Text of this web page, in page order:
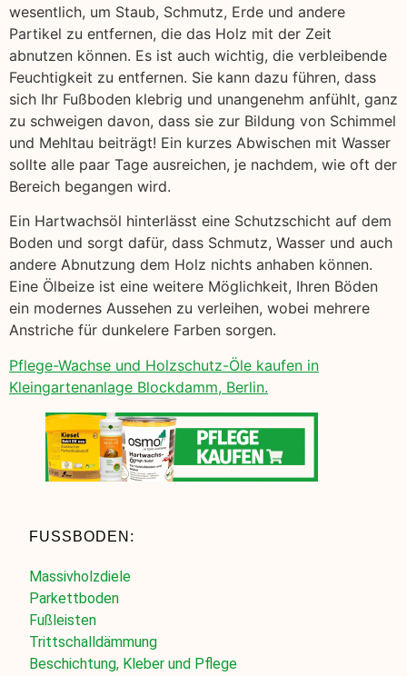
wesentlich, um Staub, Schmutz, Erde und andere
Partikel zu entfernen, die das Holz mit der Zeit
abnutzen können. Es ist auch wichtig, die verbleibende
Feuchtigkeit zu entfernen. Sie kann dazu führen, dass
sich Ihr Fußboden klebrig und unangenehm anfühlt, ganz
zu schweigen davon, dass sie zur Bildung von Schimmel
und Mehltau beiträgt! Ein kurzes Abwischen mit Wasser
sollte alle paar Tage ausreichen, je nachdem, wie oft der
Bereich begangen wird.
Ein Hartwachsöl hinterlässt eine Schutzschicht auf dem
Boden und sorgt dafür, dass Schmutz, Wasser und auch
andere Abnutzung dem Holz nichts anhaben können.
Eine Ölbeize ist eine weitere Möglichkeit, Ihren Böden
ein modernes Aussehen zu verleihen, wobei mehrere
Anstriche für dunkelere Farben sorgen.
Pflege-Wachse und Holzschutz-Öle kaufen in
Kleingartenanlage Blockdamm, Berlin.
FUSSBODEN:
Massivholzdiele
Parkettboden
Fußleisten
Trittschalldämmung
Beschichtung, Kleber und Pflege